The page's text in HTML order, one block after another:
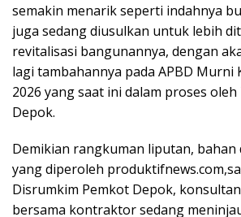
semakin menarik seperti indahnya
juga sedang diusulkan untuk lebih
revitalisasi bangunannya, dengan
lagi tambahannya pada APBD Murni
2026 yang saat ini dalam proses
Depok.
Demikian rangkuman liputan, bahan
yang diperoleh
Disrumkim Pemkot Depok,
bersama kontraktor sedang